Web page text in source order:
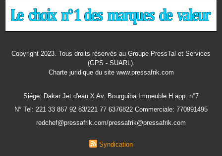
Copyright 2023. Tous droits réservés au Groupe PressTal et Services
(GPS - SUARL).
Charte juridiquedu site www.pressafrik.com
Siége: Dakar Jet d'eau X Av. Bourguiba Immeuble H app. n°7
N° Tel: 221 33 867 92 83/221 77 6376822 Commerciale: 770991495
redchef@pressafrik.com/pressafrik@pressafrik.com
Syndication